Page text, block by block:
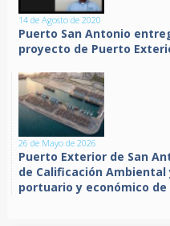
14 de Agosto de 2020
Puerto San Antonio
proyecto de Puerto
26 de Mayo de 2026
Puerto Exterior de San
de Calificación
portuario y económico de